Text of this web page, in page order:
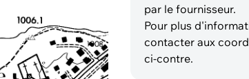
par le fournisseur.
Pour plus
contacter aux
ci-contre.